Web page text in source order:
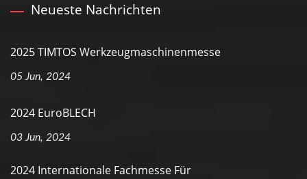
Neueste Nachrichten
2025 TIMTOS Werkzeugmaschinenmesse
05 Jun, 2024
2024 EuroBLECH
03 Jun, 2024
2024 Internationale Fachmesse Für